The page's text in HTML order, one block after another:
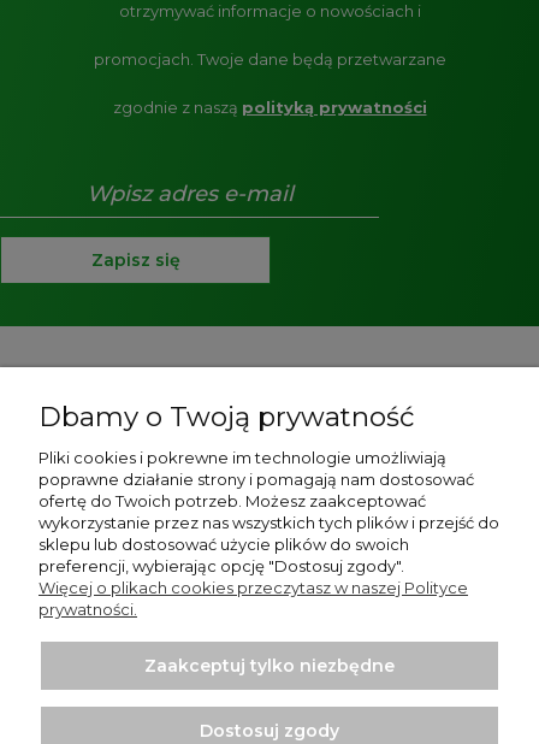
otrzymywać informacje o nowościach i
promocjach. Twoje dane będą przetwarzane
zgodnie z naszą polityką prywatności
Zapisz się
Strony informacyjne
Moje konto
Płatności i dostawa
Dbamy o Twoją prywatność
Pliki cookies i pokrewne im technologie umożliwiają
poprawne działanie strony i pomagają nam dostosować
ofertę do Twoich potrzeb. Możesz zaakceptować
wykorzystanie przez nas wszystkich tych plików i przejść do
sklepu lub dostosować użycie plików do swoich
preferencji, wybierając opcję "Dostosuj zgody".
Więcej o plikach cookies przeczytasz w naszej Polityce
prywatności.
Zaakceptuj tylko niezbędne
Dostosuj zgody